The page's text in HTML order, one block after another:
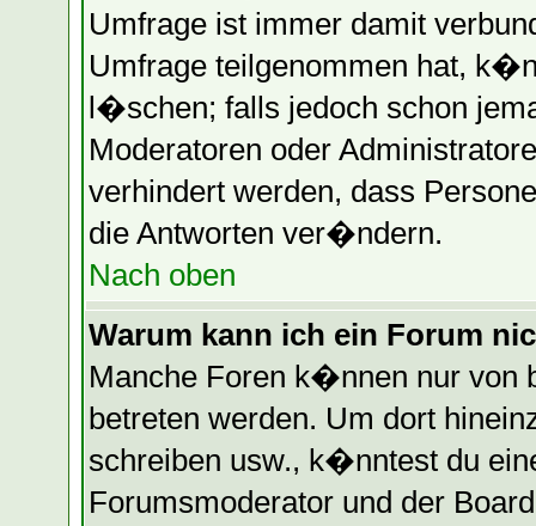
Umfrage ist immer damit
Umfrage teilgenommen hat,
l�schen; falls jedoch schon
Moderatoren oder
verhindert werden, dass
die Antworten ver�ndern.
Nach oben
Warum kann ich ein Forum
Manche Foren k�nnen nur von
betreten werden. Um dort
schreiben usw., k�nntest du
Forumsmoderator und der